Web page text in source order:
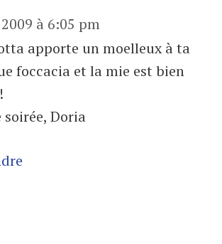
à 6:05 pm
apporte un moelleux à ta
foccacia et la mie est bien
soirée, Doria